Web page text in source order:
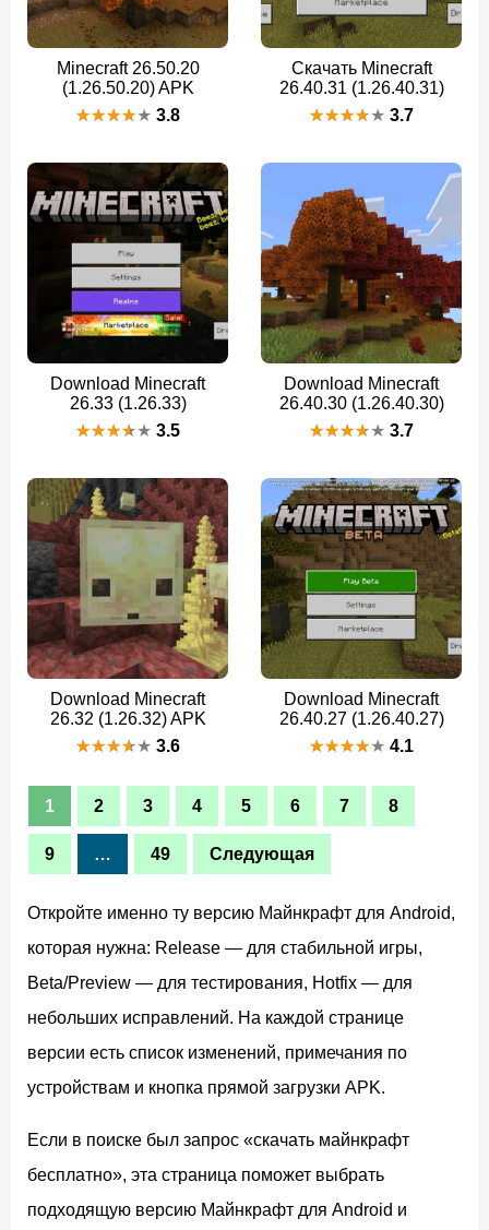
Minecraft 26.50.20
(1.26.50.20) APK
3.8
Скачать Minecraft
26.40.31 (1.26.40.31)
3.7
Download Minecraft
26.33 (1.26.33)
3.5
Download Minecraft
26.40.30 (1.26.40.30)
3.7
Download Minecraft
26.32 (1.26.32) APK
3.6
Download Minecraft
26.40.27 (1.26.40.27)
4.1
1 2 3 4 5 6 7 8
9 … 49 Следующая
Откройте именно ту версию Майнкрафт для Android,
которая нужна: Release — для стабильной игры,
Beta/Preview — для тестирования, Hotfix — для
небольших исправлений. На каждой странице
версии есть список изменений, примечания по
устройствам и кнопка прямой загрузки APK.
Если в поиске был запрос «скачать майнкрафт
бесплатно», эта страница поможет выбрать
подходящую версию Майнкрафт для Android и